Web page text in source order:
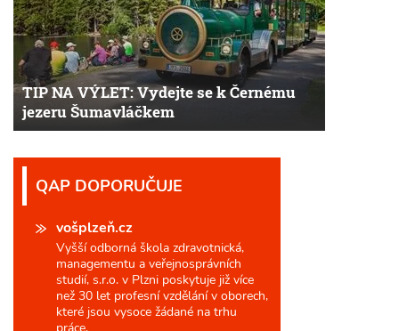
TIP NA VÝLET: Vydejte se k Černému
jezeru Šumavláčkem
QAP DOPORUČUJE
vošplzeň.cz
Vyšší odborná škola zdravotnická,
managementu a veřejnosprávních
studií, s.r.o. v Plzni poskytuje již více
než 30 let profesní vzdělání v oborech,
které jsou vysoce žádané na trhu
práce.